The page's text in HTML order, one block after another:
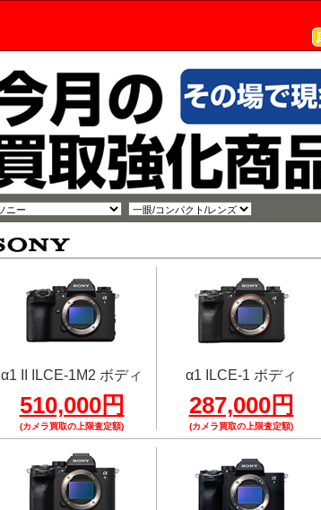
α1 II ILCE-1M2 ボディ
510,000円
(カメラ買取の上限査定額)
α1 ILCE-1 ボディ
287,000円
(カメラ買取の上限査定額)